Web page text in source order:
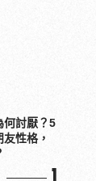
何討厭？5
性格，